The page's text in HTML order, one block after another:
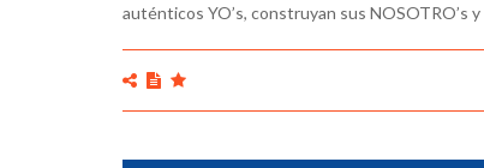
auténticos YO’s, construyan sus NOSOTRO’s